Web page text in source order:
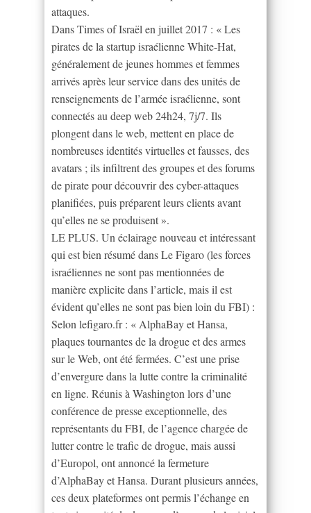
attaques.
Dans Times of Israël en juillet 2017 : « Les
pirates de la startup israélienne White-Hat,
généralement de jeunes hommes et femmes
arrivés après leur service dans des unités de
renseignements de l’armée israélienne, sont
connectés au deep web 24h24, 7j/7. Ils
plongent dans le web, mettent en place de
nombreuses identités virtuelles et fausses, des
avatars ; ils infiltrent des groupes et des forums
de pirate pour découvrir des cyber-attaques
planifiées, puis préparent leurs clients avant
qu’elles ne se produisent ».
LE PLUS. Un éclairage nouveau et intéressant
qui est bien résumé dans Le Figaro (les forces
israéliennes ne sont pas mentionnées de
manière explicite dans l’article, mais il est
évident qu’elles ne sont pas bien loin du FBI) :
Selon lefigaro.fr : « AlphaBay et Hansa,
plaques tournantes de la drogue et des armes
sur le Web, ont été fermées. C’est une prise
d’envergure dans la lutte contre la criminalité
en ligne. Réunis à Washington lors d’une
conférence de presse exceptionnelle, des
représentants du FBI, de l’agence chargée de
lutter contre le trafic de drogue, mais aussi
d’Europol, ont annoncé la fermeture
d’AlphaBay et Hansa. Durant plusieurs années,
ces deux plateformes ont permis l’échange en